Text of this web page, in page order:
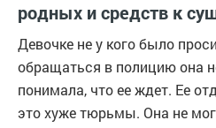
родных и средств к
Девочке не у кого было
обращаться в полицию она
понимала, что ее ждет. Ее
это хуже тюрьмы. Она не